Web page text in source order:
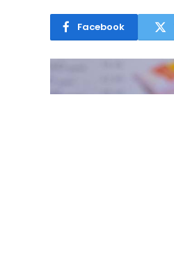
Facebook